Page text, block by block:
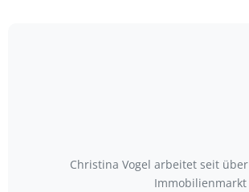
Christina Vogel arbeitet seit